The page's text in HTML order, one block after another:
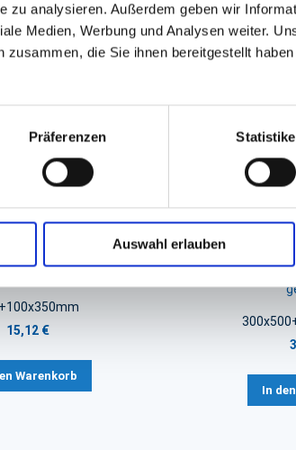
zu analysieren. Außerdem geben wir
Medien, Werbung und Analysen weiter.
zusammen, die Sie ihnen bereitgestellt
Präferenzen
Auswahl erlauben
15,12 €
Warenkorb
In